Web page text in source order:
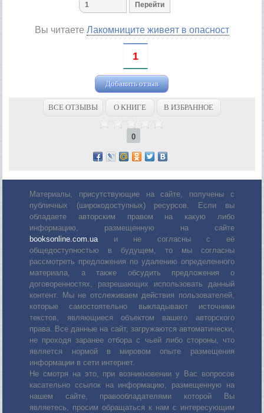
Вы читаете Лакомниците живеят в опасност
1
Добавить отзыв
ВСЕ ОТЗЫВЫ О КНИГЕ В ИЗБРАННОЕ
0
Материалы, присутствующие на сайте, получены с
публичных (широкодоступных) ресурсов. Если вы
обладаете авторским правом на какую либо
информацию, размещенную на сайте
booksonline.com.uaи не согласны с её
общедоступностью в будущем, то мы согласны
рассмотреть предложения по удалению определенного
материала, а также обсудить предложения о
договоренностях, разрешающих использовать данный
контент. Мы не отслеживаем действия пользователей,
которые самостоятельно выкладывают источники
текстов, являющиеся объектом вашего авторского
права. Все данные на сайт, загружаются автоматически,
не проходя заранее отбора с чьей либо стороны, что
является нормой в мировом опыте размещения
информации в сети интернет.
Не смотря на это, при возникновении у Вас вопросов
касательно ссылок на информацию, размещенную на
нашем сайте, правообладателями которой Вы
являетесь, просим обращаться к нам с интересующим